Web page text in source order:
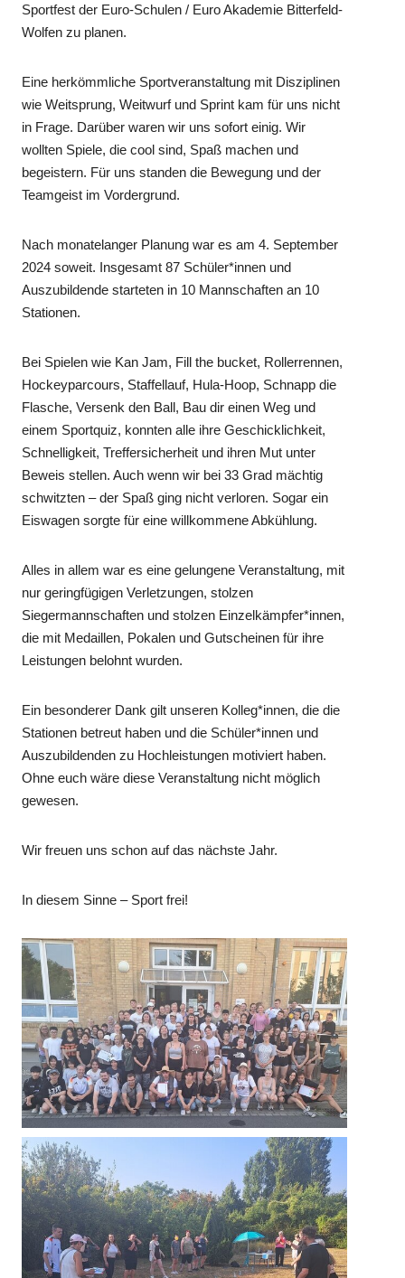
Sportfest der Euro-Schulen / Euro Akademie Bitterfeld-
Wolfen zu planen.
Eine herkömmliche Sportveranstaltung mit Disziplinen
wie Weitsprung, Weitwurf und Sprint kam für uns nicht
in Frage. Darüber waren wir uns sofort einig. Wir
wollten Spiele, die cool sind, Spaß machen und
begeistern. Für uns standen die Bewegung und der
Teamgeist im Vordergrund.
Nach monatelanger Planung war es am 4. September
2024 soweit. Insgesamt 87 Schüler*innen und
Auszubildende starteten in 10 Mannschaften an 10
Stationen.
Bei Spielen wie Kan Jam, Fill the bucket, Rollerrennen,
Hockeyparcours, Staffellauf, Hula-Hoop, Schnapp die
Flasche, Versenk den Ball, Bau dir einen Weg und
einem Sportquiz, konnten alle ihre Geschicklichkeit,
Schnelligkeit, Treffersicherheit und ihren Mut unter
Beweis stellen. Auch wenn wir bei 33 Grad mächtig
schwitzten – der Spaß ging nicht verloren. Sogar ein
Eiswagen sorgte für eine willkommene Abkühlung.
Alles in allem war es eine gelungene Veranstaltung, mit
nur geringfügigen Verletzungen, stolzen
Siegermannschaften und stolzen Einzelkämpfer*innen,
die mit Medaillen, Pokalen und Gutscheinen für ihre
Leistungen belohnt wurden.
Ein besonderer Dank gilt unseren Kolleg*innen, die die
Stationen betreut haben und die Schüler*innen und
Auszubildenden zu Hochleistungen motiviert haben.
Ohne euch wäre diese Veranstaltung nicht möglich
gewesen.
Wir freuen uns schon auf das nächste Jahr.
In diesem Sinne – Sport frei!